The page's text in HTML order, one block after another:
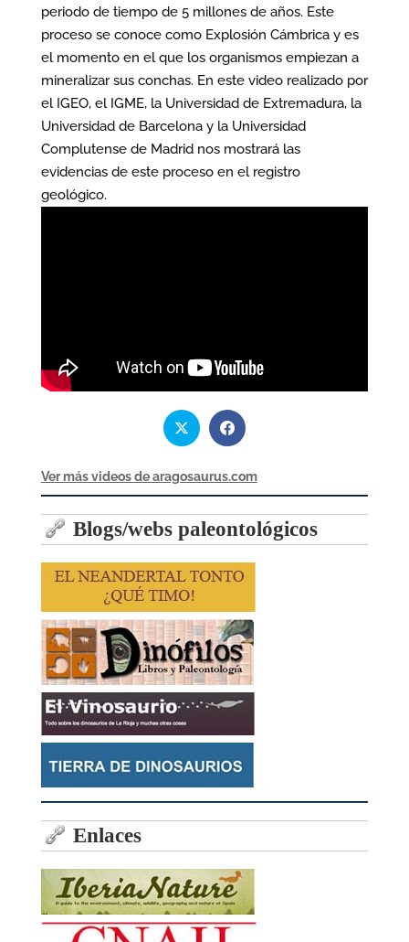
periodo de tiempo de 5 millones de años. Este
proceso se conoce como Explosión Cámbrica y es
el momento en el que los organismos empiezan a
mineralizar sus conchas. En este video realizado por
el IGEO, el IGME, la Universidad de Extremadura, la
Universidad de Barcelona y la Universidad
Complutense de Madrid nos mostrará las
evidencias de este proceso en el registro
geológico.
Ver más videos de aragosaurus.com
Blogs/webs paleontológicos
Enlaces